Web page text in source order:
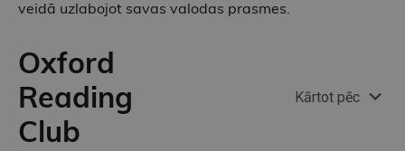
veidā uzlabojot savas valodas prasmes.
Oxford
Reading
Club
Kārtot pēc